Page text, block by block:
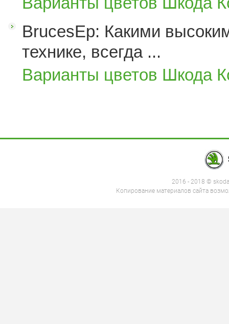
BrucesEp: Какими
технике, всегда ...
Варианты цветов Шкода
2016 - 2018 ©
Копирование материалов сайта